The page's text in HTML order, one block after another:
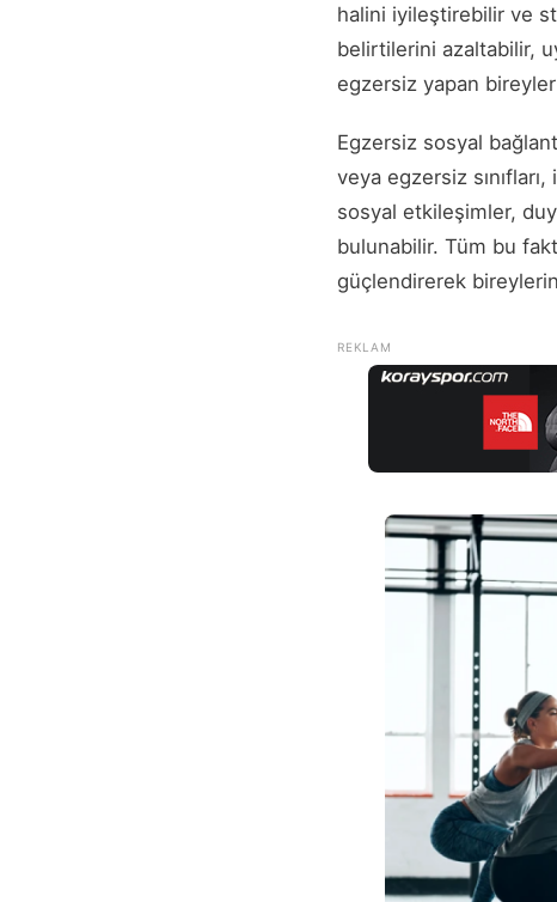
halini iyileştirebilir ve
belirtilerini azaltabilir,
egzersiz yapan
Egzersiz sosyal
veya egzersiz
sosyal etkileşimler,
bulunabilir. Tüm bu
güçlendirerek